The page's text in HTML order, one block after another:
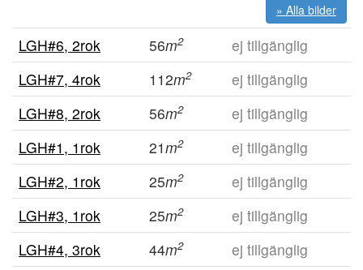
» Alla bilder
LGH#6, 2rok 56m2
ej tillgänglig
LGH#7, 4rok
112m2
ej tillgänglig
LGH#8, 2rok
56m2
ej tillgänglig
LGH#1, 1rok
21m2
ej tillgänglig
LGH#2, 1rok
25m2
ej tillgänglig
LGH#3, 1rok
25m2
ej tillgänglig
LGH#4, 3rok
44m2
ej tillgänglig